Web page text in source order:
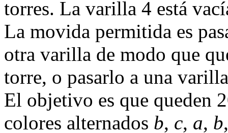
torres. La varilla 4 está
La movida permitida es
otra varilla de modo que
torre, o pasarlo a una
El objetivo es que queden
colores alternados b, c, a, b